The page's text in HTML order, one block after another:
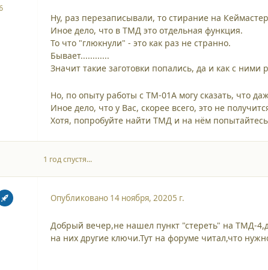
Ну, раз перезаписывали, то стирание на
Иное дело, что в ТМД это отдельная функция.
То что "глюкнули" - это как раз не странно.
Бывает............
Значит такие заготовки попались, да и как с
Но, по опыту работы с ТМ-01А могу сказать, что
Иное дело, что у Вас, скорее всего, это не
Хотя, попробуйте найти ТМД и на нём попытайтесь
1 год спустя...
Опубликовано 14 ноября, 20205 г.
Добрый вечер,не нашел пункт "стереть" на ТМД-
на них другие ключи.Тут на форуме читал,что